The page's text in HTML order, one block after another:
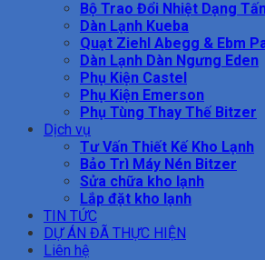
Bộ Trao Đổi Nhiệt Dạng
Dàn Lạnh Kueba
Quạt Ziehl Abegg & Ebm
Dàn Lạnh Dàn Ngưng Eden
Phụ Kiện Castel
Phụ Kiện Emerson
Phụ Tùng Thay Thế Bitzer
Dịch vụ
Tư Vấn Thiết Kế Kho Lạnh
Bảo Trì Máy Nén Bitzer
Sửa chữa kho lạnh
Lắp đặt kho lạnh
TIN TỨC
DỰ ÁN ĐÃ THỰC HIỆN
Liên hệ